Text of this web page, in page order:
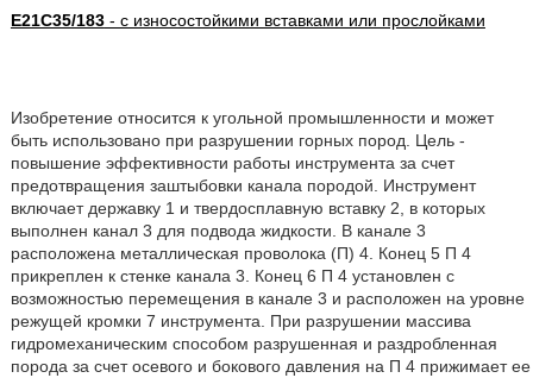
E21C35/183- с износостойкими вставками или прослойками
Изобретение относится к угольной промышленности и может
быть использовано при разрушении горных пород. Цель -
повышение эффективности работы инструмента за счет
предотвращения заштыбовки канала породой. Инструмент
включает державку 1 и твердосплавную вставку 2, в которых
выполнен канал 3 для подвода жидкости. В канале 3
расположена металлическая проволока (П) 4. Конец 5 П 4
прикреплен к стенке канала 3. Конец 6 П 4 установлен с
возможностью перемещения в канале 3 и расположен на уровне
режущей кромки 7 инструмента. При разрушении массива
гидромеханическим способом разрушенная и раздробленная
порода за счет осевого и бокового давления на П 4 прижимает ее